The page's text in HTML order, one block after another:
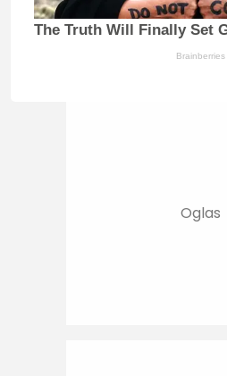
The Truth Will Finally Set
Brainberries